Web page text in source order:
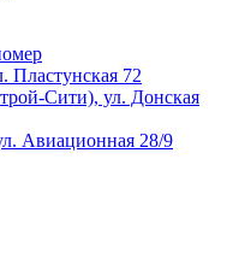
Пластунская 72
Сити), ул. Донская
Авиационная 28/9